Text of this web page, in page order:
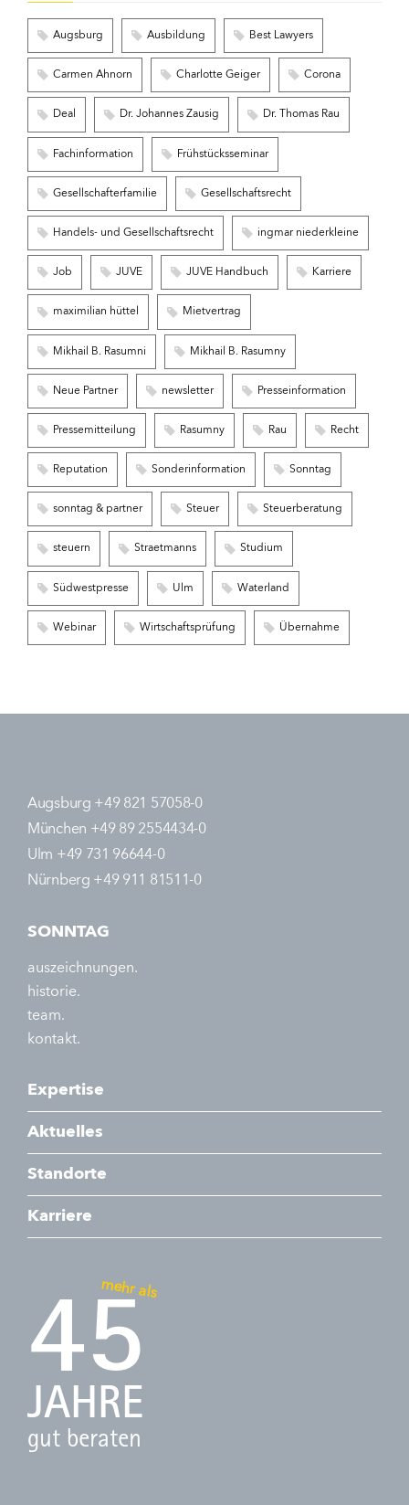
Augsburg Ausbildung Best Lawyers
Carmen Ahnorn Charlotte Geiger Corona
Deal Dr. Johannes Zausig Dr. Thomas Rau
Fachinformation Frühstücksseminar
Gesellschafterfamilie Gesellschaftsrecht
Handels- und Gesellschaftsrecht ingmar niederkleine
Job JUVE JUVE Handbuch Karriere
maximilian hüttel Mietvertrag
Mikhail B. Rasumni Mikhail B. Rasumny
Neue Partner newsletter Presseinformation
Pressemitteilung Rasumny Rau Recht
Reputation Sonderinformation Sonntag
sonntag & partner Steuer Steuerberatung
steuern Straetmanns Studium
Südwestpresse Ulm Waterland
Webinar Wirtschaftsprüfung Übernahme
Augsburg +49 821 57058-0
München +49 89 2554434-0
Ulm +49 731 96644-0
Nürnberg +49 911 81511-0
SONNTAG
auszeichnungen.
historie.
team.
kontakt.
Expertise
Aktuelles
Standorte
Karriere
mehr als
45
JAHRE
gut beraten